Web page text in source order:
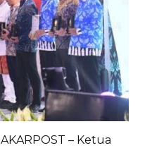
AKARPOST – Ketua